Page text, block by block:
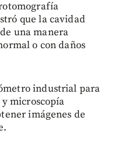
que la cavidad
una manera
o con daños
industrial para
microscopía
imágenes de